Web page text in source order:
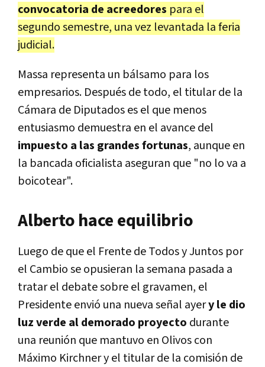
convocatoria de acreedores para el
segundo semestre, una vez levantada la feria
judicial.
Massa representa un bálsamo para los
empresarios. Después de todo, el titular de la
Cámara de Diputados es el que menos
entusiasmo demuestra en el avance del
impuesto a las grandes fortunas, aunque en
la bancada oficialista aseguran que "no lo va a
boicotear".
Alberto hace equilibrio
Luego de que el Frente de Todos y Juntos por
el Cambio se opusieran la semana pasada a
tratar el debate sobre el gravamen, el
Presidente envió una nueva señal ayery le dio
luz verde al demorado proyecto durante
una reunión que mantuvo en Olivos con
Máximo Kirchner y el titular de la comisión de